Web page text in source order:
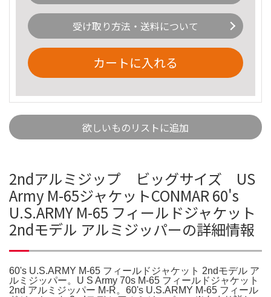
受け取り方法・送料について
カートに入れる
欲しいものリストに追加
2ndアルミジップ ビッグサイズ US
Army M-65ジャケットCONMAR 60's
U.S.ARMY M-65 フィールドジャケット
2ndモデル アルミジッパーの詳細情報
60's U.S.ARMY M-65 フィールドジャケット 2ndモデル ア
ルミジッパー。U S Army 70s M-65 フィールドジャケット
2nd アルミジッパー M-R。60's U.S.ARMY M-65 フィール